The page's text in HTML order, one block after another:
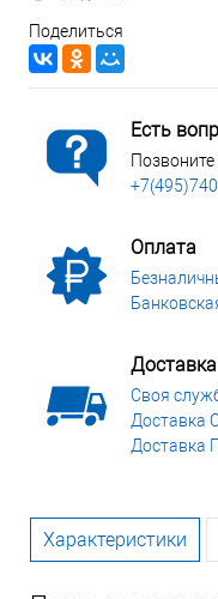
Поделиться
Есть
Оплата
Доставка
Своя
Доставка
Доставка
Характеристики